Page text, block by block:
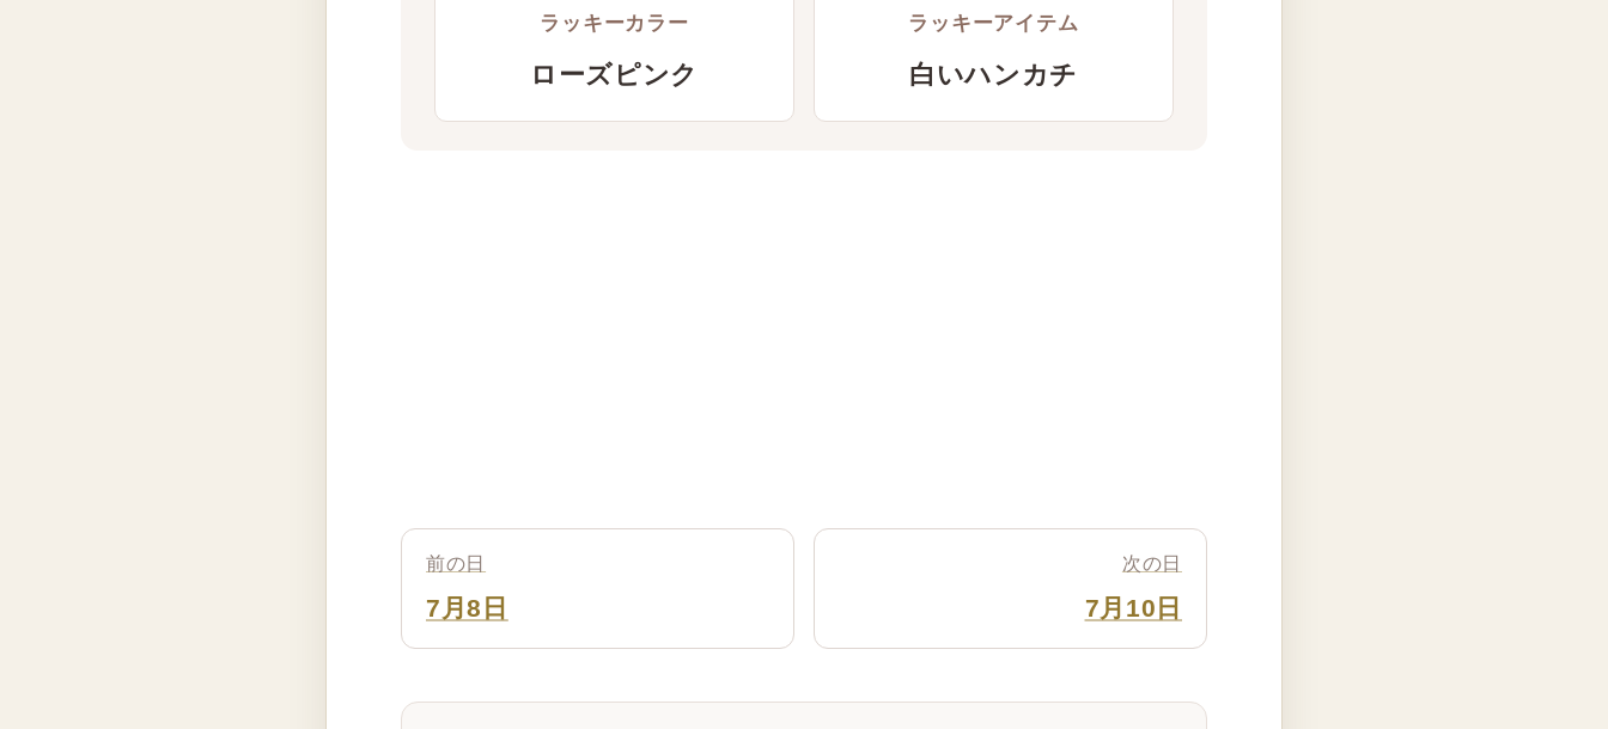
ラッキーカラー
ローズピンク
ラッキーアイテム
白いハンカチ
前の日
7月8日
次の日
7月10日